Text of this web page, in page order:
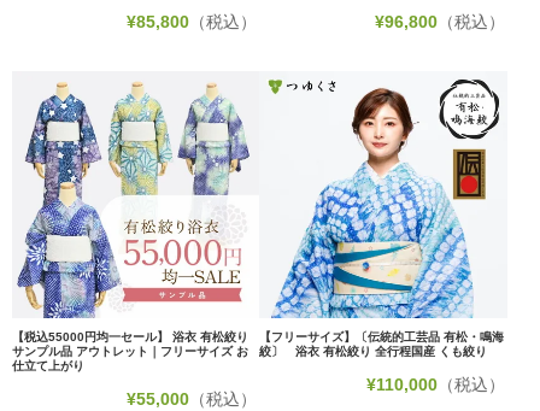
¥85,800 （税込） ¥96,800（税込）
【税込55000円均一セール】 浴衣 有松絞り
サンプル品 アウトレット｜フリーサイズ お
仕立て上がり
¥55,000 （税込）
【フリーサイズ】〔伝統的工芸品 有松・鳴海
絞〕 浴衣 有松絞り 全行程国産 くも絞り
¥110,000（税込）